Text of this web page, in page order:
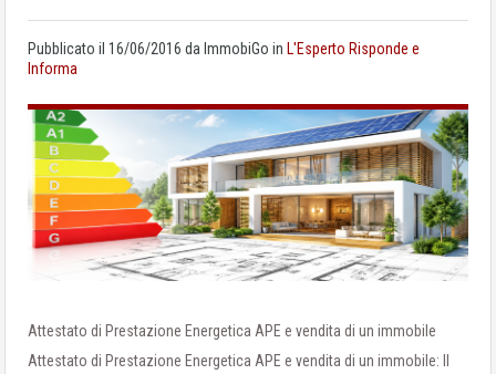
Pubblicato il 16/06/2016 da ImmobiGo in L'Esperto Risponde e
Informa
Attestato di Prestazione Energetica APE e vendita di un immobile
Attestato di Prestazione Energetica APE e vendita di un immobile: Il